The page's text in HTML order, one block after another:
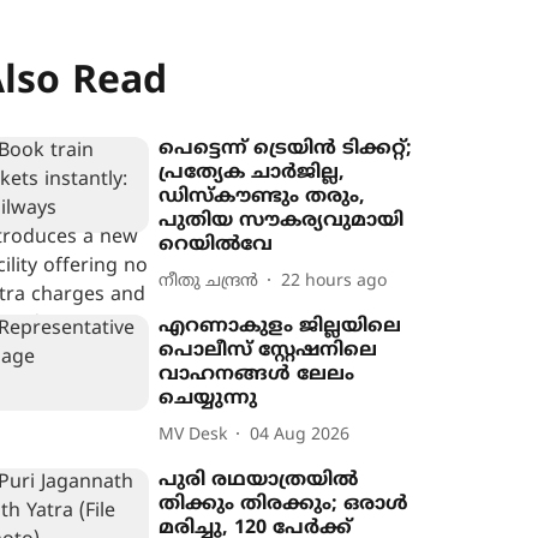
Read
പെട്ടെന്ന് ട്രെയിൻ ടിക്കറ്റ്;
പ്രത്യേക ചാർജില്ല,
ഡിസ്കൗണ്ടും തരും,
പുതിയ സൗകര്യവുമായി
റെയിൽവേ
നീതു ചന്ദ്രൻ 22 hours ago
എറണാകുളം ജില്ലയിലെ
പൊലീസ് സ്റ്റേഷനിലെ
വാഹനങ്ങൾ ലേലം
ചെയ്യുന്നു
MV Desk 04 Aug 2026
പുരി രഥയാത്രയില്‍
തിക്കും തിരക്കും; ഒരാൾ
മരിച്ചു, 120 പേര്‍ക്ക്